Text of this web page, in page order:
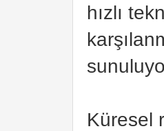
hızlı
Küresel